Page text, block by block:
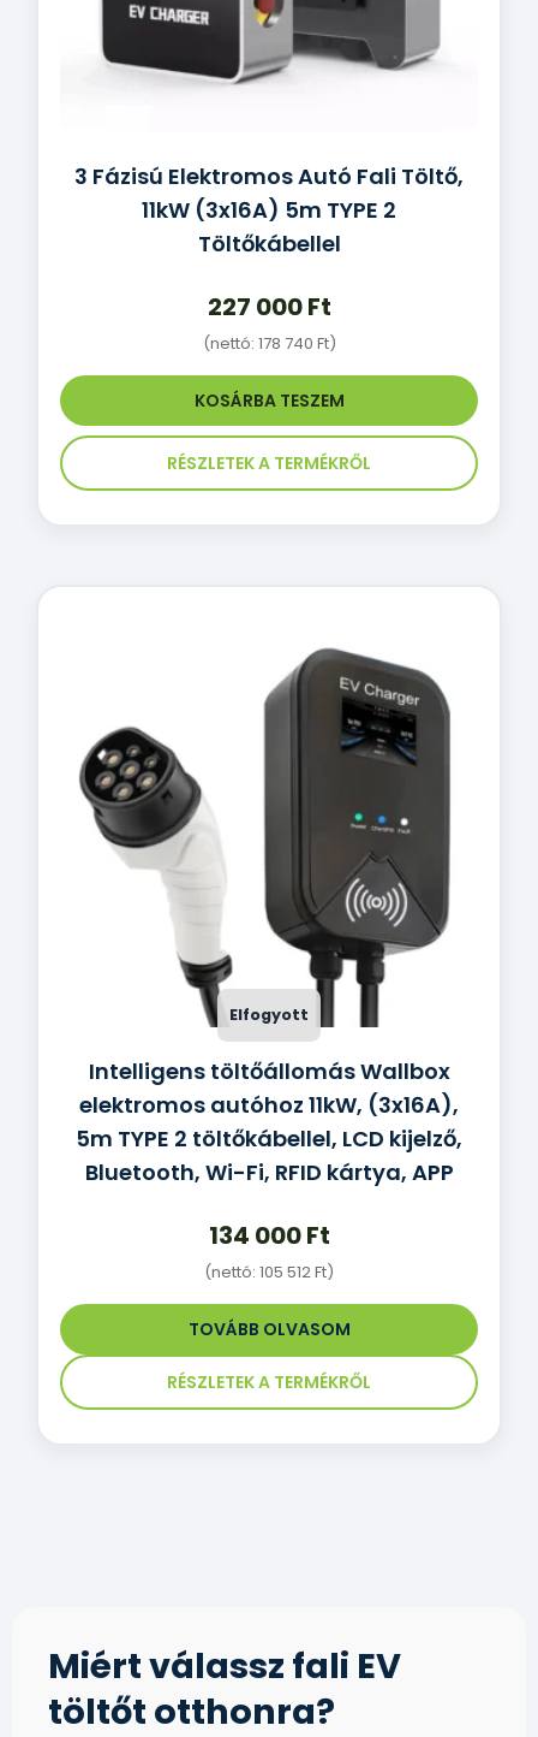
3 Fázisú Elektromos Autó Fali Töltő,
11kW (3x16A) 5m TYPE 2
Töltőkábellel
227 000Ft
(nettó: 178 740 Ft)
KOSÁRBA TESZEM
RÉSZLETEK A TERMÉKRŐL
Intelligens töltőállomás Wallbox
elektromos autóhoz 11kW, (3x16A),
5m TYPE 2 töltőkábellel, LCD kijelző,
Bluetooth, Wi-Fi, RFID kártya, APP
134 000Ft
(nettó: 105 512Ft)
TOVÁBB OLVASOM
RÉSZLETEK A TERMÉKRŐL
Miért válassz fali EV
töltőt otthonra?